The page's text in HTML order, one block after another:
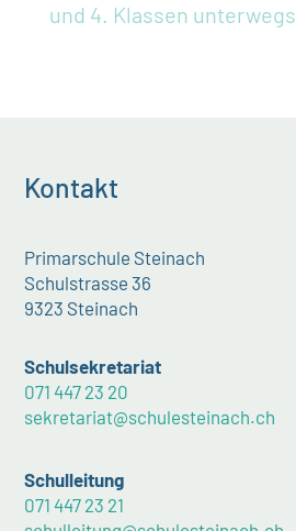
und 4. Klassen unterwegs
Kontakt
Primarschule Steinach
Schulstrasse 36
9323 Steinach
Schulsekretariat
071 447 23 20
sekretariat@schulesteinach.ch
Schulleitung
071 447 23 21